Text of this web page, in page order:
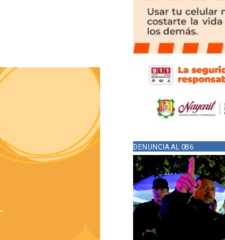
DENUNCIA AL 086